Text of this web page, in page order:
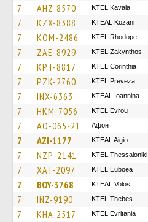
7 AHZ-8570 KTEL Kavala
7 KZX-8388 KTEAL Kozani
7 KOM-2486 KTEL Rhodope
7 ZAE-8929 KTEL Zakynthos
7 KPT-8817 KTEL Corinthia
7 PZK-2760 KTEL Preveza
7 INX-6363 KTEAL Ioannina
7 HKM-7056 KTEL Evrou
7 AO-065-21 Афон
7 AZI-1177 KTEAL Aigio
7 NZP-2141 KTEL Thessaloniki
7 XAT-2097 ΚΤΕL Euboea
7 BOY-3768 KTEAL Volos
7 INZ-9190 KTEL Thebes
7 KHA-2517 ΚΤΕL Evritania